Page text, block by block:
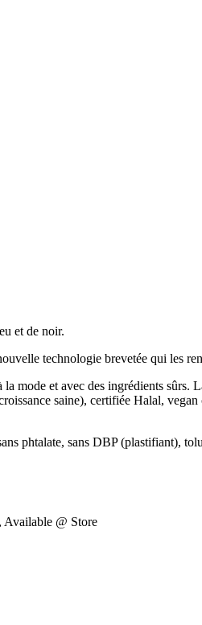
et de noir.
technologie brevetée qui les
mode et avec des ingrédients
saine), certifiée Halal,
phtalate, sans DBP (plastifiant),
Available @ Store